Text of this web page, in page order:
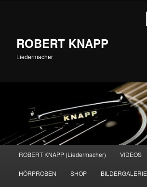
ROBERT KNAPP
Liedermacher
ROBERT KNAPP (Liedermacher) VIDEOS
HÖRPROBEN SHOP BILDERGALERIE